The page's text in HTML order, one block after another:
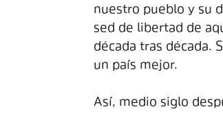
nuestro pueblo y su
sed de libertad de
década tras década.
un país mejor.
Así, medio siglo